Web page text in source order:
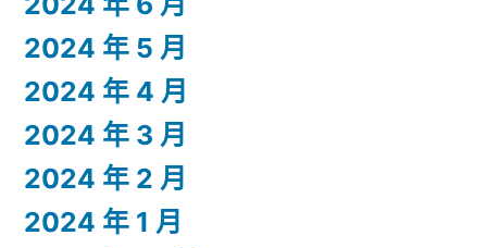
2024 年 5 月
2024 年 4 月
2024 年 3 月
2024 年 2 月
2024 年 1 月